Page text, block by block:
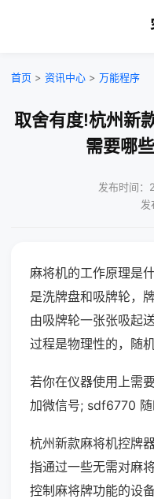
首页 > 资讯中心 > 万能程序
取舍有度!杭州新
需要哪
发布时间
发
麻将机的工作原理是
是洗牌盘和吸牌轮，
由吸牌轮一张张吸起
过程是物理性的，随机
若你在仪器使用上需
加微信号; sdf6770 随
杭州新款麻将机控牌
指通过一些无需对麻
控制麻将牌功能的设备